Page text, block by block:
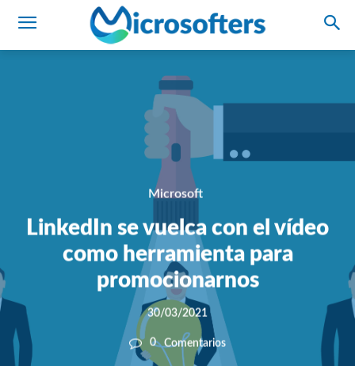
Microsoft
LinkedIn se vuelca con el vídeo
como herramienta para
promocionarnos
30/03/2021
0 Comentarios